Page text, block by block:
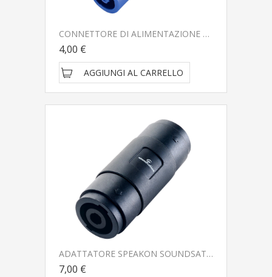
CONNETTORE DI ALIMENTAZIONE SOUNDSATION WIRE MASTER WM-SACPOWER-IN
4,00 €
AGGIUNGI AL CARRELLO
ADATTATORE SPEAKON SOUNDSATION WIRE MASTER WM-S4PMS4PM
7,00 €